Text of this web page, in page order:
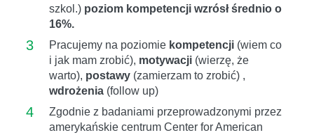
szkol.) poziom kompetencji wzrósł średnio o
16%.
3 Pracujemy na poziomie kompetencji (wiem co
i jak mam zrobić), motywacji (wierzę, że
warto), postawy (zamierzam to zrobić) ,
wdrożenia (follow up)
4
Zgodnie z badaniami przeprowadzonymi przez
amerykańskie centrum Center for American